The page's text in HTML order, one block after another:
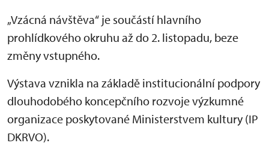
„Vzácná návštěva“ je součástí hlavního
prohlídkového okruhu až do 2. listopadu, beze
změny vstupného.
Výstava vznikla na základě institucionální podpory
dlouhodobého koncepčního rozvoje výzkumné
organizace poskytované Ministerstvem kultury (IP
DKRVO).